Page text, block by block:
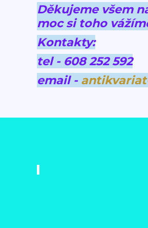
Děkujeme všem
moc si toho
Kontakty:
tel - 608 252 592
email -